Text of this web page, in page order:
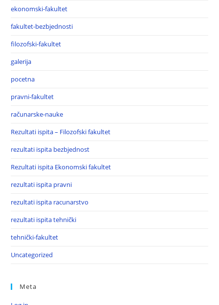
ekonomski-fakultet
fakultet-bezbjednosti
filozofski-fakultet
galerija
pocetna
pravni-fakultet
računarske-nauke
Rezultati ispita – Filozofski fakultet
rezultati ispita bezbjednost
Rezultati ispita Ekonomski fakultet
rezultati ispita pravni
rezultati ispita racunarstvo
rezultati ispita tehnički
tehnički-fakultet
Uncategorized
Meta